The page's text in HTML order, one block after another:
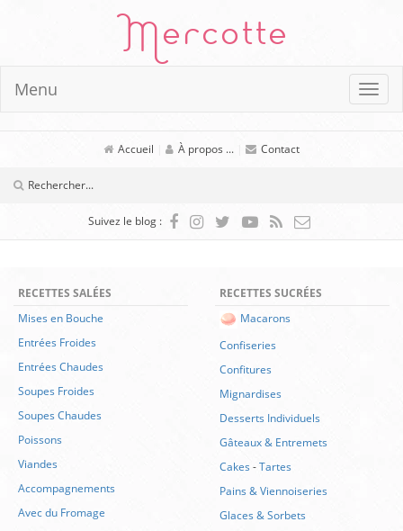
Mercotte
Menu
Accueil À propos ... Contact
Suivez le blog :
RECETTES SALÉES
Mises en Bouche
Entrées Froides
Entrées Chaudes
Soupes Froides
Soupes Chaudes
Poissons
Viandes
Accompagnements
Avec du Fromage
RECETTES SUCRÉES
Macarons
Confiseries
Confitures
Mignardises
Desserts Individuels
Gâteaux & Entremets
Cakes-Tartes
Pains & Viennoiseries
Glaces & Sorbets